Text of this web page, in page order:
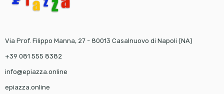
Via Prof. Filippo Manna, 27 - 80013 Casalnuovo di Napoli (NA)
+39 081 555 8382
info@epiazza.online
epiazza.online